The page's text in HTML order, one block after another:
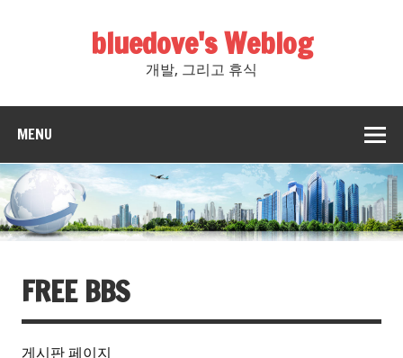
bluedove's Weblog
개발, 그리고 휴식
MENU
FREE BBS
게시판 페이지